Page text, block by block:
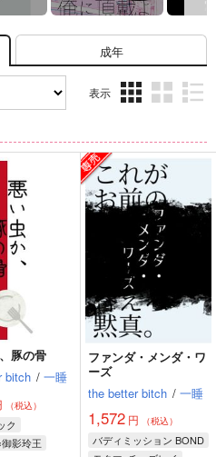
成年
表示
ム
表
示
ム
表
示
ム
表
豚の骨
bitch / 一睡
（税込）
ク
影玲王
ファンダ・メンダ・ワ
ーズ
the better bitch / 一睡
1,572円 （税込）
バディミッション BOND